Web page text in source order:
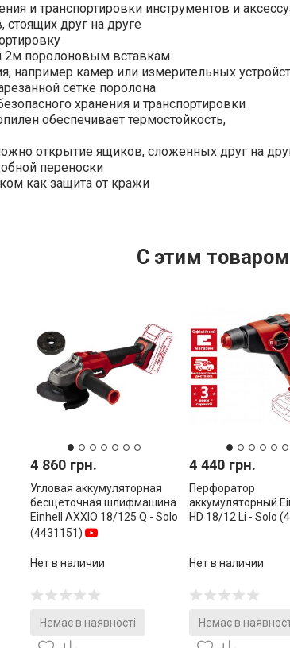
и транспортировки инструментов и
друг на друге
2м поролоновым вставкам.
например камер или измерительных
сетке поролона
хранения и транспортировки
обеспечивает термостойкость,
открытие ящиков, сложенных друг на
переноски
как защита от кражи
С этим
4 860 грн.
Угловая аккумуляторная
бесщеточная шлифмашина
Einhell AXXIO 18/125 Q - Solo
(4431151)
Нет в наличии
Немає в наявності
4 440 грн.
Перфоратор
аккумуляторный
HD 18/12 Li - Solo
Нет в наличии
Немає в